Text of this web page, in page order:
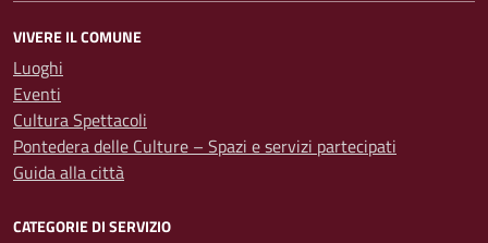
VIVERE IL COMUNE
Luoghi
Eventi
Cultura Spettacoli
Pontedera delle Culture – Spazi e servizi partecipati
Guida alla città
CATEGORIE DI SERVIZIO